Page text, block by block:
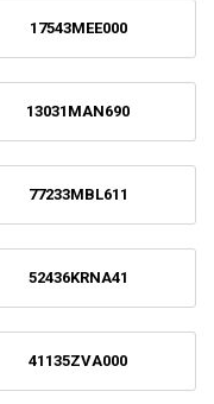
17543MEE000
13031MAN690
77233MBL611
52436KRNA41
41135ZVA000